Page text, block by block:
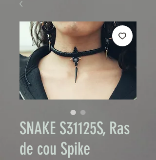
SNAKE S31125S, Ras
de cou Spike